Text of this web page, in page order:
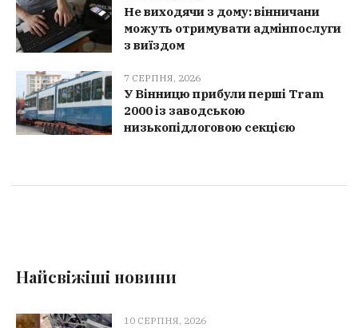
Не виходячи з дому: вінничани
можуть отримувати адмінпослуги
з виїздом
7 СЕРПНЯ, 2026
У Вінницю прибули перші Tram
2000 із заводською
низькопідлоговою секцією
Найсвіжіші новини
10 СЕРПНЯ, 2026